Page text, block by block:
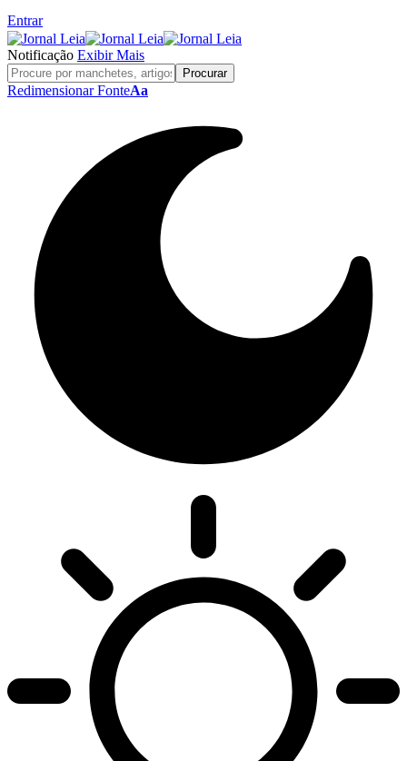
Entrar
Notificação Exibir Mais
Redimensionar FonteAa